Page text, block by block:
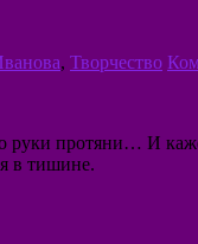
, Творчество
руки протяни… И
в тишине.